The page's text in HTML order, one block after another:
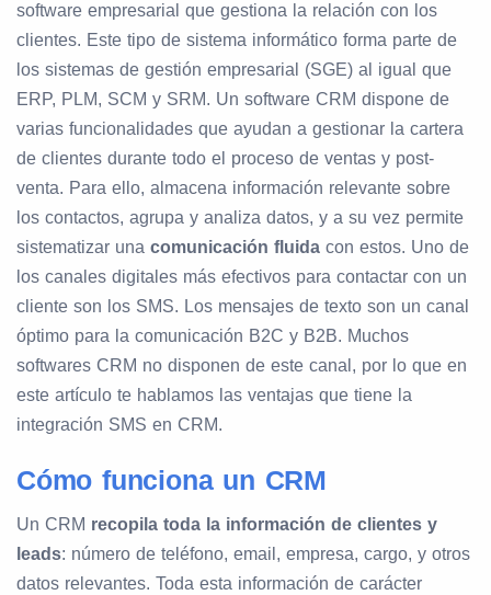
software empresarial que gestiona la relación con los
clientes. Este tipo de sistema informático forma parte de
los sistemas de gestión empresarial (SGE) al igual que
ERP, PLM, SCM y SRM. Un software CRM dispone de
varias funcionalidades que ayudan a gestionar la cartera
de clientes durante todo el proceso de ventas y post-
venta. Para ello, almacena información relevante sobre
los contactos, agrupa y analiza datos, y a su vez permite
sistematizar una comunicación fluida con estos. Uno de
los canales digitales más efectivos para contactar con un
cliente son los SMS. Los mensajes de texto son un canal
óptimo para la comunicación B2C y B2B. Muchos
softwares CRM no disponen de este canal, por lo que en
este artículo te hablamos las ventajas que tiene la
integración SMS en CRM.
Cómo funciona un CRM
Un CRM recopila toda la información de clientes y
leads: número de teléfono, email, empresa, cargo, y otros
datos relevantes. Toda esta información de carácter